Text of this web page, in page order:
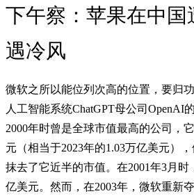
下午察：苹果在中国
遇冷风
微软之所以能位列次高的位置，要归
人工智能系统ChatGPT母公司OpenAI
2000年时曾是全球市值最高的公司，
元（相当于2023年的1.03万亿美元）
抹去了它近半的市值。在2001年3月时
亿美元。然而，在2003年，微软重新